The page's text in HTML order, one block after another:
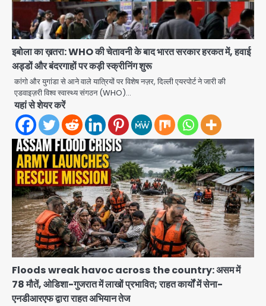
इबोला का ख़तरा: WHO की चेतावनी के बाद भारत सरकार हरकत में, हवाई
अड्डों और बंदरगाहों पर कड़ी स्क्रीनिंग शुरू
कांगो और युगांडा से आने वाले यात्रियों पर विशेष नज़र, दिल्ली एयरपोर्ट ने जारी की
एडवाइज़री विश्व स्वास्थ्य संगठन (WHO)…
यहां से शेयर करें
Floods wreak havoc across the country: असम में
78 मौतें, ओडिशा-गुजरात में लाखों प्रभावित; राहत कार्यों में सेना-
एनडीआरएफ द्वारा राहत अभियान तेज